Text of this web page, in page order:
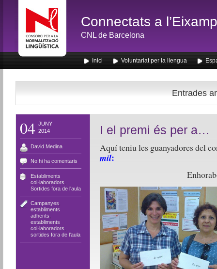
Connectats a
CNL de Barcelona
Inici Voluntariat per la llengua
Entrades
04 JUNY
2014
David Medina
No hi ha comentaris
Establiments
col·laboradors
Sortides fora de l'aula
Campanyes
establiments
adherits
establiments
col·laboradors
sortides fora de l'aula
I el premi és per a…
Aquí teniu les guanyadores del
mil: